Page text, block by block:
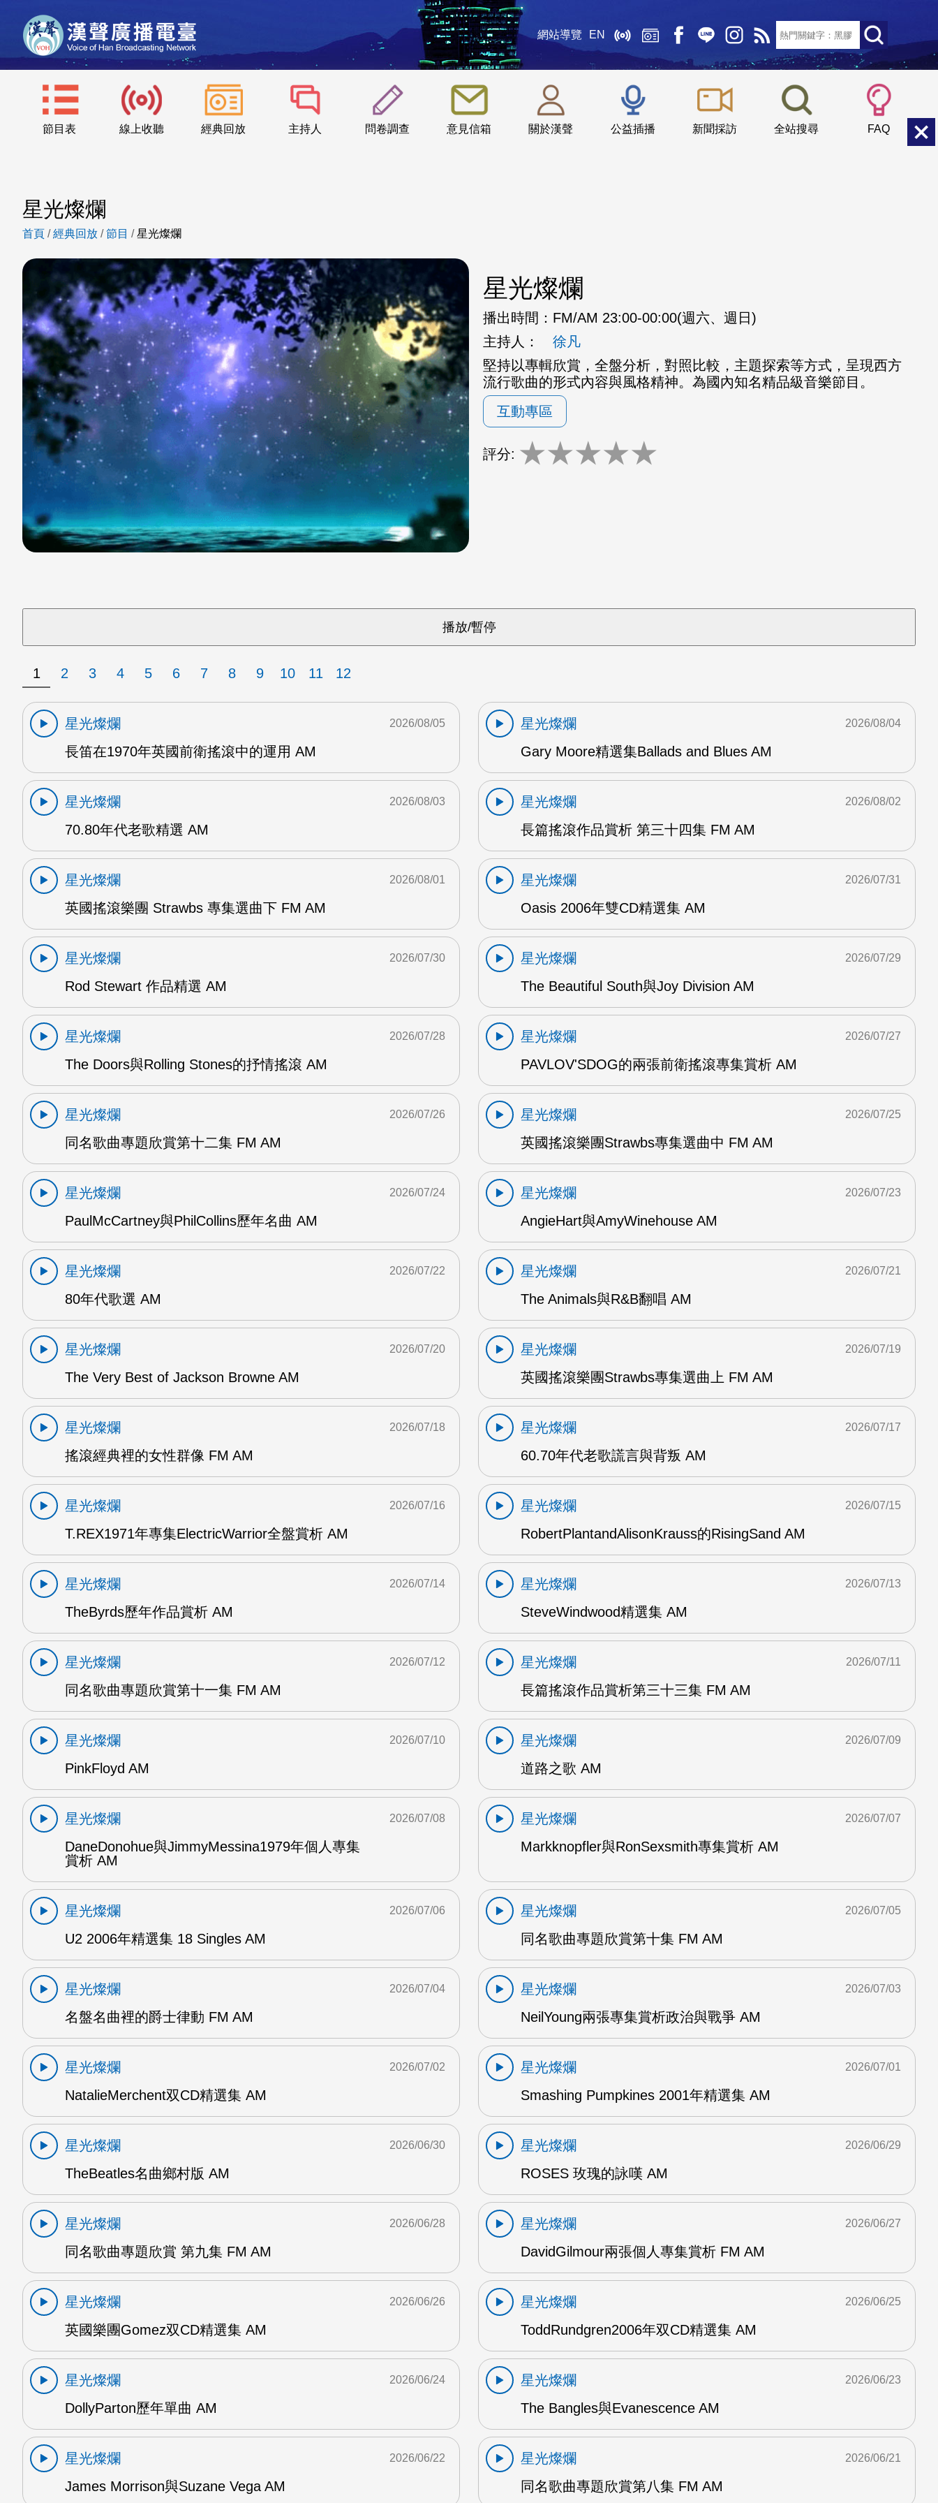
網站導覽 EN
節目表 線上收聽 經典回放 主持人 問卷調查 意見信箱 關於漢聲 公益插播 新聞採訪 全站搜尋 FAQ
::: 小 中
星光燦爛
首頁 /經典回放 /節目 /星光燦爛
星光燦爛
播出時間： FM/AM 23:00-00:00(週六、週日)
主持人：
徐凡
堅持以專輯欣賞，全盤分析，對照比較，主題探索等方式，呈現西方
流行歌曲的形式內容與風格精神。為國內知名精品級音樂節目。
互動專區
評分: ★★★★★
1 2 3 4 5 6 7 8 9 10 11 12
星光燦爛
長笛在1970年英國前衛搖滾中的運用 AM
2026/08/05
星光燦爛
Gary Moore精選集Ballads and Blues AM
2026/08/04
星光燦爛
70.80年代老歌精選 AM
2026/08/03
星光燦爛
長篇搖滾作品賞析 第三十四集 FM AM
2026/08/02
星光燦爛
英國搖滾樂團 Strawbs 專集選曲下 FM AM
2026/08/01
星光燦爛
Oasis 2006年雙CD精選集 AM
2026/07/31
星光燦爛
Rod Stewart 作品精選 AM
2026/07/30
星光燦爛
The Beautiful South與Joy Division AM
2026/07/29
星光燦爛
The Doors與Rolling Stones的抒情搖滾 AM
2026/07/28
星光燦爛
PAVLOV'SDOG的兩張前衛搖滾專集賞析 AM
2026/07/27
星光燦爛
同名歌曲專題欣賞第十二集 FM AM
2026/07/26
星光燦爛
英國搖滾樂團Strawbs專集選曲中 FM AM
2026/07/25
星光燦爛
PaulMcCartney與PhilCollins歷年名曲 AM
2026/07/24
星光燦爛
AngieHart與AmyWinehouse AM
2026/07/23
星光燦爛
80年代歌選 AM
2026/07/22
星光燦爛
The Animals與R&B翻唱 AM
2026/07/21
星光燦爛
The Very Best of Jackson Browne AM
2026/07/20
星光燦爛
英國搖滾樂團Strawbs專集選曲上 FM AM
2026/07/19
星光燦爛
搖滾經典裡的女性群像 FM AM
2026/07/18
星光燦爛
60.70年代老歌謊言與背叛 AM
2026/07/17
星光燦爛
T.REX1971年專集ElectricWarrior全盤賞析 AM
2026/07/16
星光燦爛
RobertPlantandAlisonKrauss的RisingSand AM
2026/07/15
星光燦爛
TheByrds歷年作品賞析 AM
2026/07/14
星光燦爛
SteveWindwood精選集 AM
2026/07/13
星光燦爛
同名歌曲專題欣賞第十一集 FM AM
2026/07/12
星光燦爛
長篇搖滾作品賞析第三十三集 FM AM
2026/07/11
星光燦爛
PinkFloyd AM
2026/07/10
星光燦爛
道路之歌 AM
2026/07/09
星光燦爛
DaneDonohue與JimmyMessina1979年個人專集
賞析 AM
2026/07/08
星光燦爛
Markknopfler與RonSexsmith專集賞析 AM
2026/07/07
星光燦爛
U2 2006年精選集 18 Singles AM
2026/07/06
星光燦爛
同名歌曲專題欣賞第十集 FM AM
2026/07/05
星光燦爛
名盤名曲裡的爵士律動 FM AM
2026/07/04
星光燦爛
NeilYoung兩張專集賞析政治與戰爭 AM
2026/07/03
星光燦爛
NatalieMerchent双CD精選集 AM
2026/07/02
星光燦爛
Smashing Pumpkines 2001年精選集 AM
2026/07/01
星光燦爛
TheBeatles名曲鄉村版 AM
2026/06/30
星光燦爛
ROSES 玫瑰的詠嘆 AM
2026/06/29
星光燦爛
同名歌曲專題欣賞 第九集 FM AM
2026/06/28
星光燦爛
DavidGilmour兩張個人專集賞析 FM AM
2026/06/27
星光燦爛
英國樂團Gomez双CD精選集 AM
2026/06/26
星光燦爛
ToddRundgren2006年双CD精選集 AM
2026/06/25
星光燦爛
DollyParton歷年單曲 AM
2026/06/24
星光燦爛
The Bangles與Evanescence AM
2026/06/23
星光燦爛
James Morrison與Suzane Vega AM
2026/06/22
星光燦爛
同名歌曲專題欣賞第八集 FM AM
2026/06/21